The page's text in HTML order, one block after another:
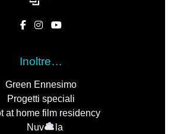
Inoltre…
Green Ennesimo
Progetti speciali
at home film residency
Nuv
la